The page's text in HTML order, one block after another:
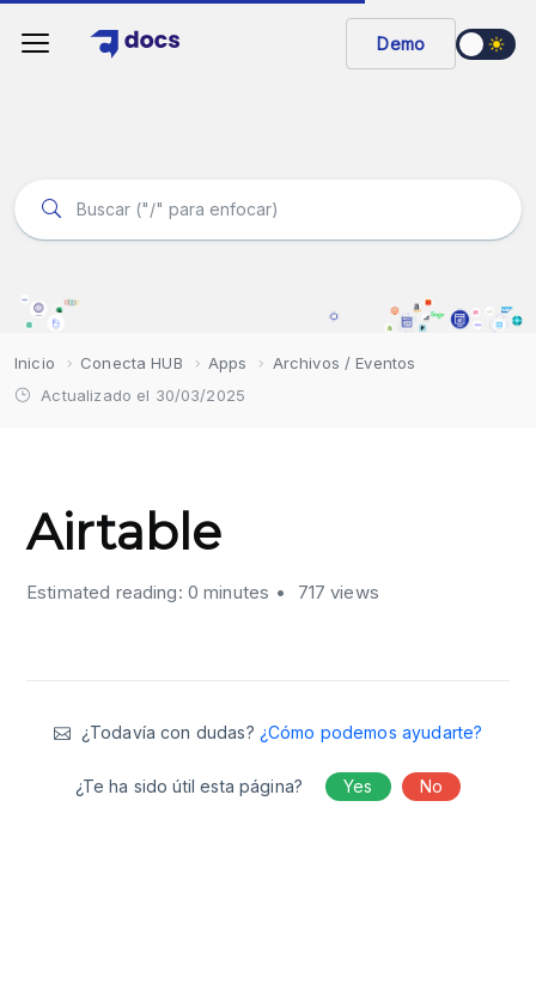
Demo
Inicio Conecta HUB Apps
Archivos / Eventos
Actualizado el 30/03/2025
Airtable
Estimated reading: 0 minutes 717 views
¿Todavía con dudas? ¿Cómo podemos ayudarte?
¿Te ha sido útil esta página? Yes No